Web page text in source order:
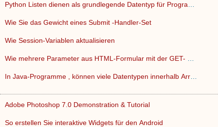
Wie Sie das Gewicht eines Submit -Handler-Set
Wie Session-Variablen aktualisieren
Adobe Photoshop 7.0 Demonstration & Tutorial
So erstellen Sie interaktive Widgets für den Android